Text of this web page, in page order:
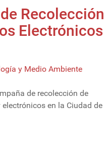
Recolección
Electrónicos
y Medio Ambiente
de recolección de
en la Ciudad de